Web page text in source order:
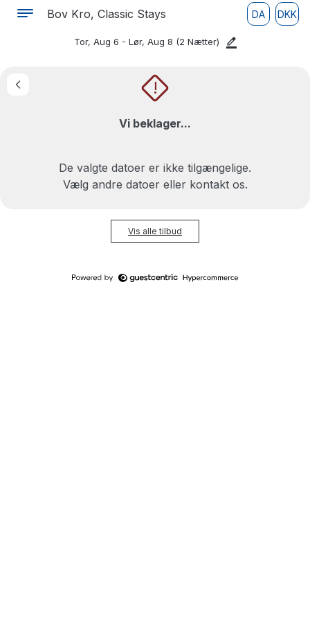
Bov Kro, Classic Stays DA DKK
Tor, Aug 6 - Lør, Aug 8 (2 Nætter)
!
Vi beklager...
De valgte datoer er ikke tilgængelige.
Vælg andre datoer eller kontakt os.
Vis alle tilbud